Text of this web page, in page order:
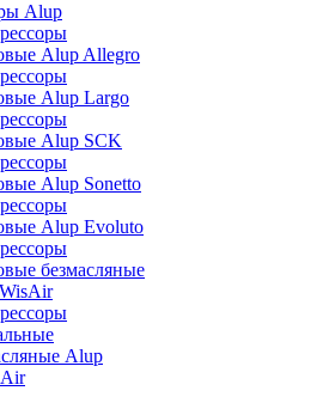
Alup
Alup Allegro
Alup Largo
Alup SCK
Alup Sonetto
Alup Evoluto
безмасляные
Alup